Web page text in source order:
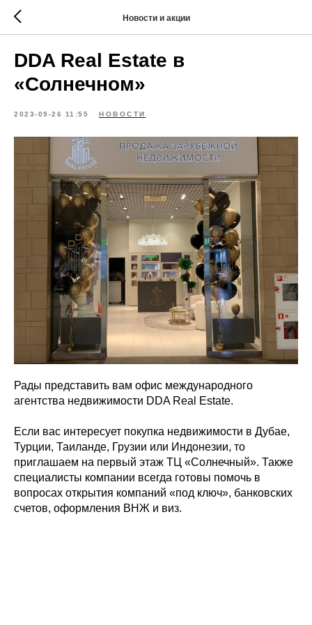
Новости и акции
DDA Real Estate в
«Солнечном»
2023-09-26 11:55 НОВОСТИ
Рады представить вам офис международного
агентства недвижимости DDA Real Estate.
Если вас интересует покупка недвижимости в Дубае,
Турции, Таиланде, Грузии или Индонезии, то
приглашаем на первый этаж ТЦ «Солнечный». Также
специалисты компании всегда готовы помочь в
вопросах открытия компаний «под ключ», банковских
счетов, оформления ВНЖ и виз.